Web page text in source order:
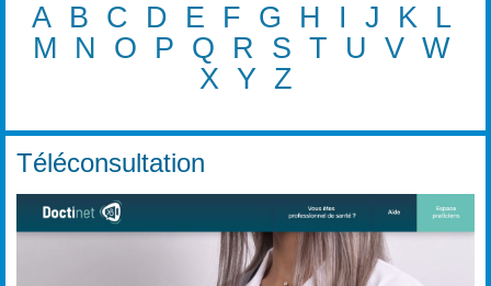
A B C D E F G H I J K
L
M
N O P Q R S T U V W
X Y Z
Téléconsultation